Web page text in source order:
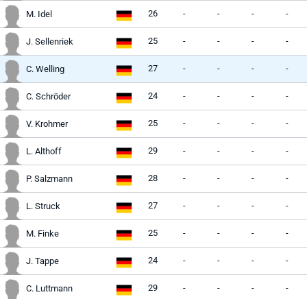
M. Idel 26 - - - -
J. Sellenriek 25 - - - -
C. Welling 27 - - - -
C. Schröder 24 - - - -
V. Krohmer 25 - - - -
L. Althoff 29 - - - -
P. Salzmann 28 - - - -
L. Struck 27 - - - -
M. Finke 25 - - - -
J. Tappe 24 - - - -
C. Luttmann 29 - - - -